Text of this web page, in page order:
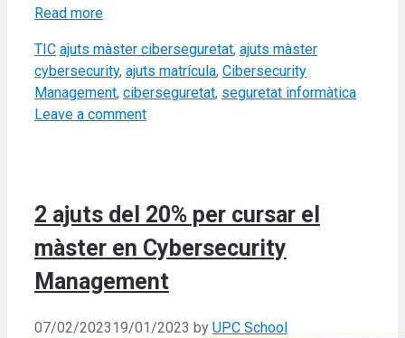
Read more
Categories
TIC Tags
ajuts màster ciberseguretat, ajuts màster
cybersecurity, ajuts matrícula, Cibersecurity
Management, ciberseguretat, seguretat informàtica
Leave a comment
2 ajuts del 20% per cursar el
màster en Cybersecurity
Management
07/02/202319/01/2023 by UPC School